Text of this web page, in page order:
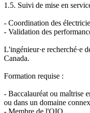
1.5. Suivi de mise en
- Coordination des
- Validation des
L'ingénieur·e recherché·e
Canada.
Formation requise :
- Baccalauréat ou maîtrise
ou dans un domaine
- Membre de l'OIQ.